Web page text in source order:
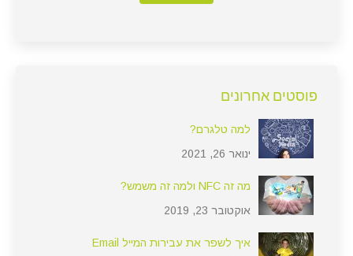
פוסטים אחרונים
למה טלגרם?
ינואר 26, 2021
מה זה NFC ולמה זה משמש?
אוקטובר 23, 2019
איך לשפר את עבירות המייל Email